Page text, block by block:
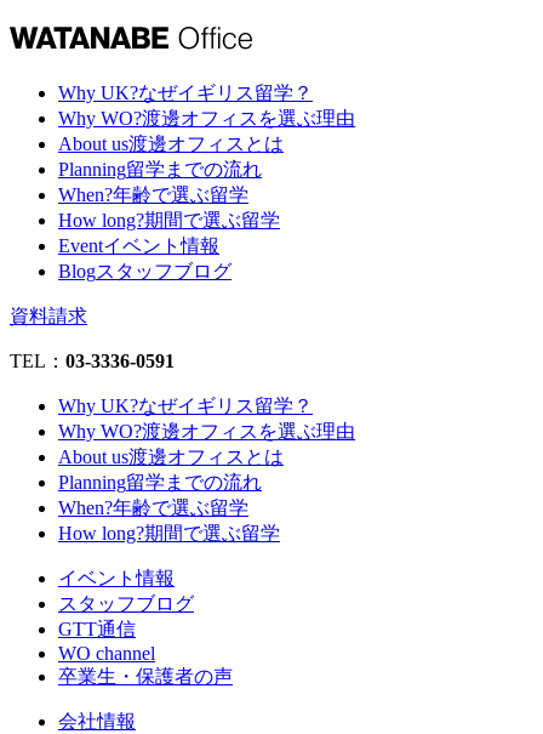
Why UK?なぜイギリス留学？
Why WO?渡邊オフィスを選ぶ理由
About us渡邊オフィスとは
Planning留学までの流れ
When?年齢で選ぶ留学
How long?期間で選ぶ留学
Eventイベント情報
Blogスタッフブログ
資料請求
TEL： 03-3336-0591
Why UK?なぜイギリス留学？
Why WO?渡邊オフィスを選ぶ理由
About us渡邊オフィスとは
Planning留学までの流れ
When?年齢で選ぶ留学
How long?期間で選ぶ留学
イベント情報
スタッフブログ
GTT通信
WO channel
卒業生・保護者の声
会社情報